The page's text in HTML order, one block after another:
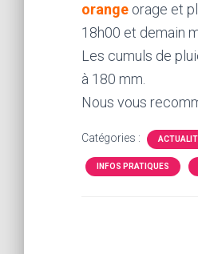
orange orage et
18h00 et demain
Les cumuls de
à 180 mm.
Nous vous
Catégories :
INFOS PRATIQUES